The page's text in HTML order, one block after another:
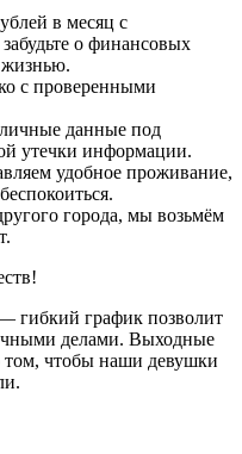
в месяц с
о финансовых
жизнью.
с проверенными
данные под
утечки информации.
удобное проживание,
города, мы возьмём
гибкий график позволит
делами. Выходные
чтобы наши девушки